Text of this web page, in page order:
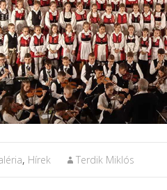
, Hírek Terdik Miklós